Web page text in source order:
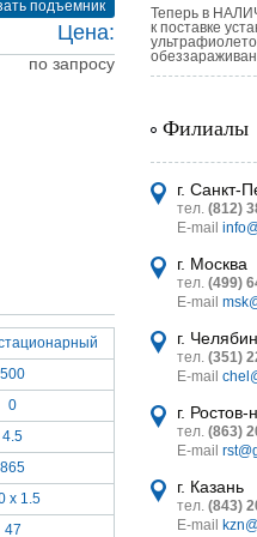
MINI
подъемник
Цена:
по запросу
500
0
4.5
865
x 1.5
47
Теперь в
к поставке
Филиалы
г. Санкт-
тел. (812)
E-mail
г. Москва
тел. (499)
E-mail
г.
тел. (351)
E-mail
г.
тел. (863)
E-mail
г. Казань
тел. (843)
E-mail